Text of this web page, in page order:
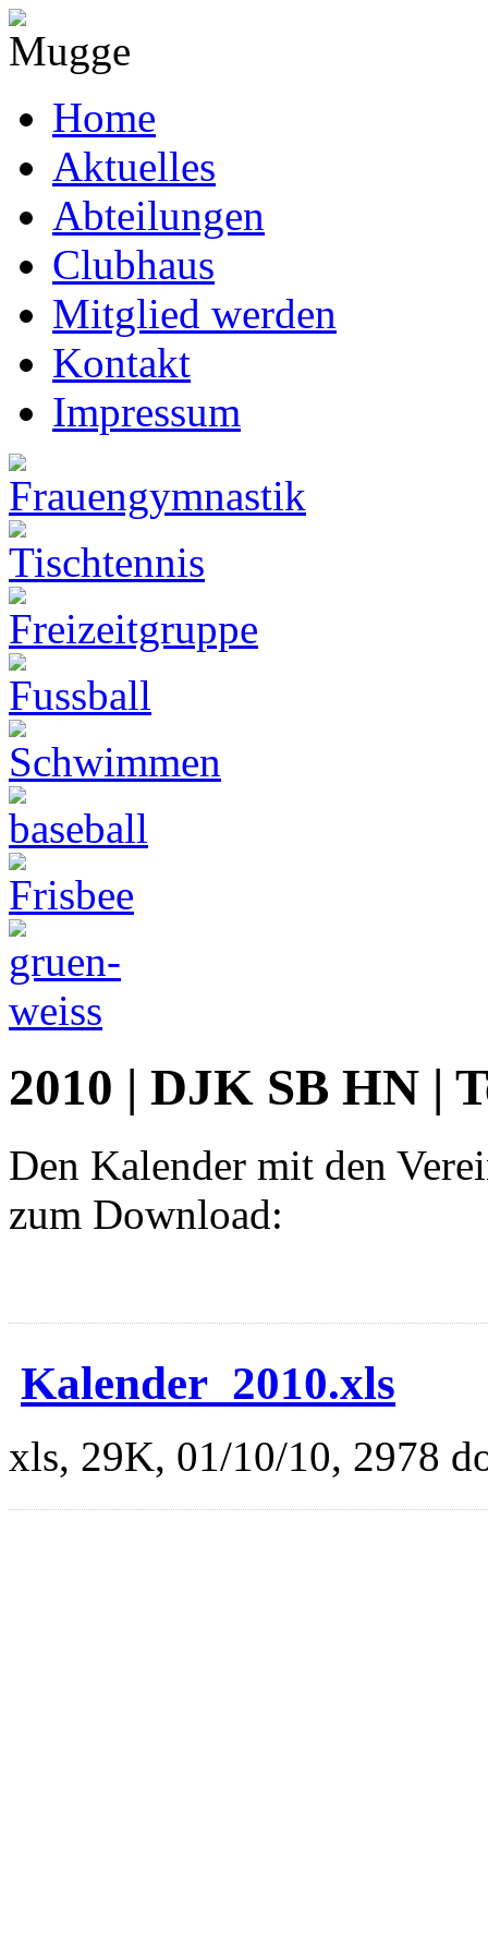
Home
Aktuelles
Abteilungen
Clubhaus
Mitglied werden
Kontakt
Impressum
2010 | DJK SB HN |
Den Kalender mit den
zum Download:
Kalender_2010.xls
xls, 29K, 01/10/10, 2978